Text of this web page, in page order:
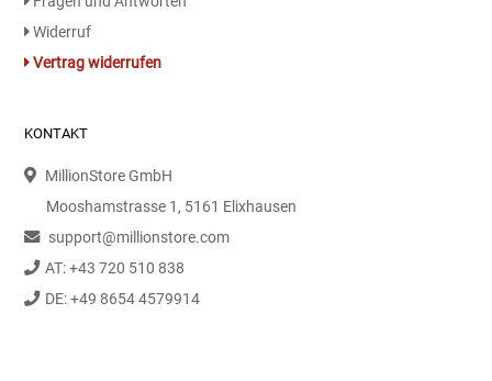
Widerruf
Vertrag widerrufen
KONTAKT
MillionStore GmbH
Mooshamstrasse 1, 5161 Elixhausen
support@millionstore.com
AT: +43 720 510 838
DE: +49 8654 4579914